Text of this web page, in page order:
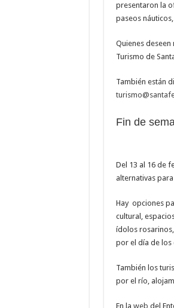
presentaron la
paseos
Quienes
Turismo de
También están
Fin de
Del 13 al 16 de
alternativas
Hay opciones
cultural,
ídolos
por el día de los
También los
por el río,
En la web del